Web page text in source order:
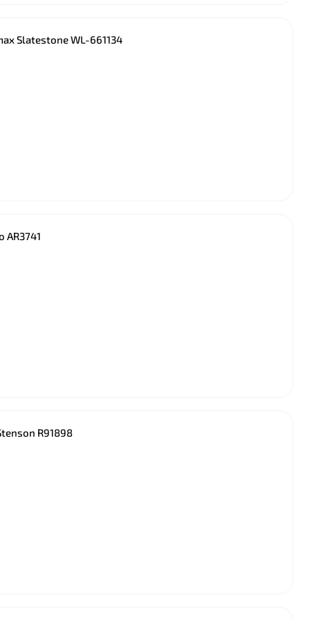
Slatestone WL-661134
R91898